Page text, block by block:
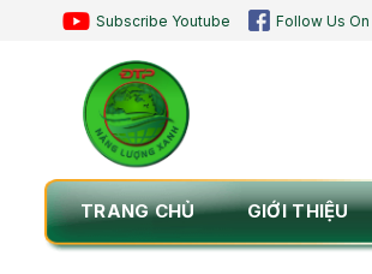
Chuyển
Subscribe Youtube Follow Us
TRANG CHỦ GIỚI THIỆU